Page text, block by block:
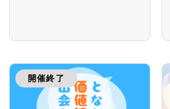
開催終了